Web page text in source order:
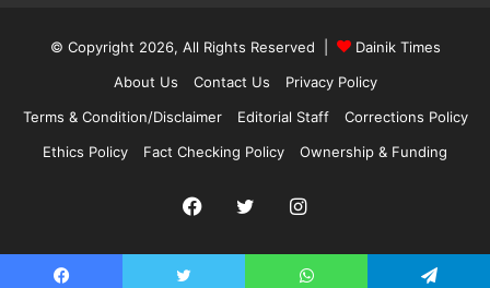
© Copyright 2026, All Rights Reserved |
Dainik Times
About Us
Contact Us
Privacy Policy
Terms & Condition/Disclaimer
Editorial Staff
Corrections Policy
Ethics Policy
Fact Checking Policy Ownership & Funding
Facebook
TwitterInstagram